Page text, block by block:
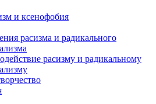
и ксенофобия
расизма и радикального
расизму и радикальному